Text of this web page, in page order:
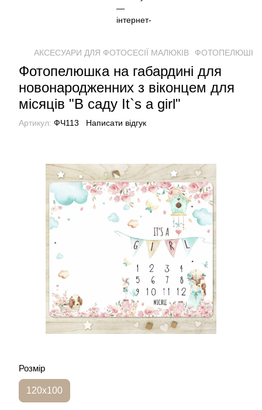
АКСЕСУАРИ ДЛЯ ФОТОСЕСІЇ МАЛЮКІВ ФОТОПЕЛЮШКИ
Фотопелюшка на габардині для
новонародженних з віконцем для
місяців "В саду It`s a girl"
Артикул: ФЧ113 Написати відгук
Розмір
120х100